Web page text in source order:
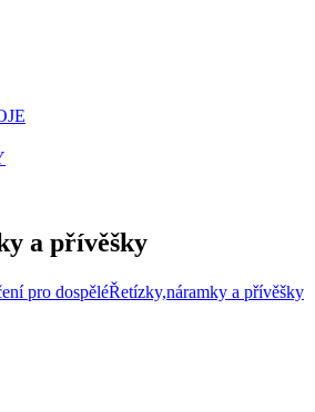
a přívěšky
pro dospěléŘetízky,náramky a přívěšky